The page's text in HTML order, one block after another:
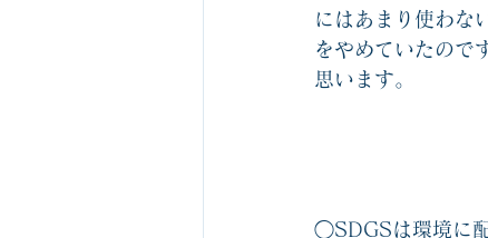
ビジネスマナーカルタ
にはあまり使わな
をやめていたので
思います。
◯SDGSは環境に